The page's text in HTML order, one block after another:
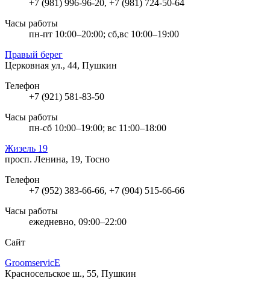
+7 (981) 996-96-20, +7 (981) 724-50-64
Часы работы
пн-пт 10:00–20:00; сб,вс 10:00–19:00
Правый берег
Церковная ул., 44, Пушкин
Телефон
+7 (921) 581-83-50
Часы работы
пн-сб 10:00–19:00; вс 11:00–18:00
Жизель 19
просп. Ленина, 19, Тосно
Телефон
+7 (952) 383-66-66, +7 (904) 515-66-66
Часы работы
ежедневно, 09:00–22:00
Сайт
GroomservicE
Красносельское ш., 55, Пушкин